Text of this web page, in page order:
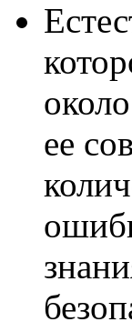
ее